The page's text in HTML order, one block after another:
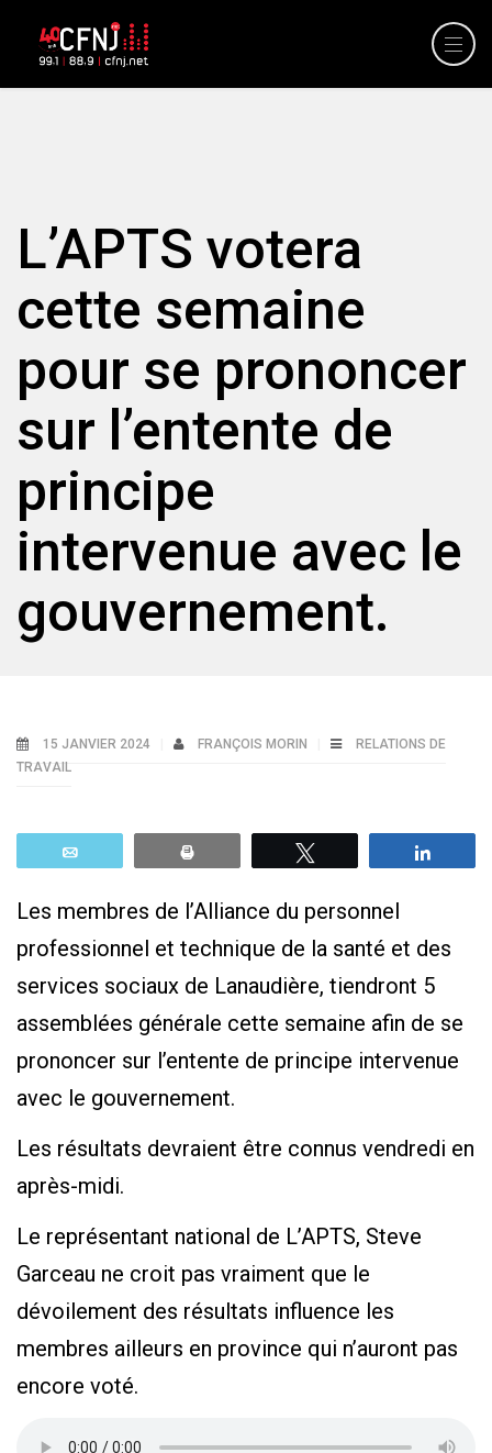
L’APTS votera
cette semaine
pour se prononcer
sur l’entente de
principe
intervenue avec le
gouvernement.
15 JANVIER 2024 FRANÇOIS MORIN
RELATIONS DE
TRAVAIL
Les membres de l’Alliance du personnel
professionnel et technique de la santé et des
services sociaux de Lanaudière, tiendront 5
assemblées générale cette semaine afin de se
prononcer sur l’entente de principe intervenue
avec le gouvernement.
Les résultats devraient être connus vendredi en
après-midi.
Le représentant national de L’APTS, Steve
Garceau ne croit pas vraiment que le
dévoilement des résultats influence les
membres ailleurs en province qui n’auront pas
encore voté.